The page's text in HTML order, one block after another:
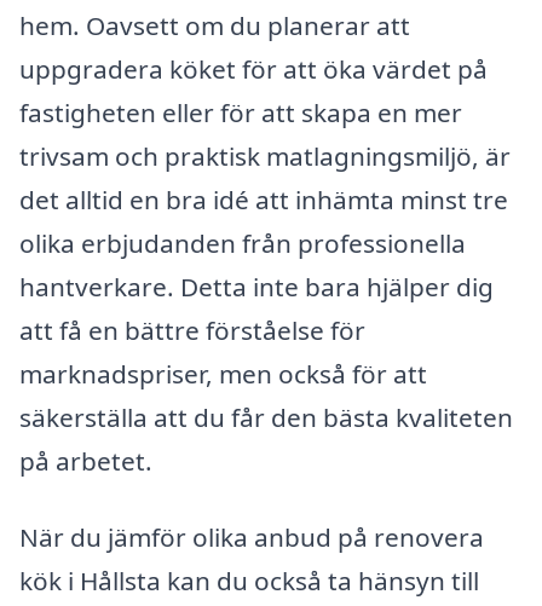
hem. Oavsett om du planerar att
uppgradera köket för att öka värdet på
fastigheten eller för att skapa en mer
trivsam och praktisk matlagningsmiljö, är
det alltid en bra idé att inhämta minst tre
olika erbjudanden från professionella
hantverkare. Detta inte bara hjälper dig
att få en bättre förståelse för
marknadspriser, men också för att
säkerställa att du får den bästa kvaliteten
på arbetet.
När du jämför olika anbud på renovera
kök i Hållsta kan du också ta hänsyn till